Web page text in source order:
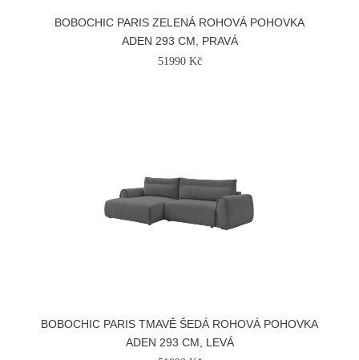
BOBOCHIC PARIS ZELENÁ ROHOVÁ POHOVKA
ADEN 293 CM, PRAVÁ
51990 Kč
BOBOCHIC PARIS TMAVĚ ŠEDÁ ROHOVÁ POHOVKA
ADEN 293 CM, LEVÁ